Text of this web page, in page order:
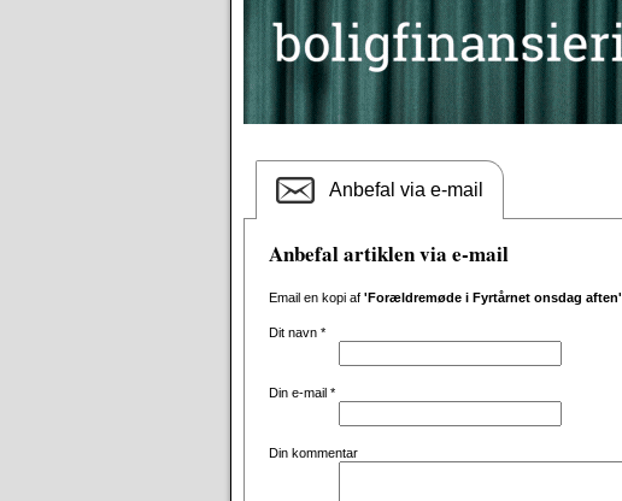
Anbefal via e-mail
Anbefal artiklen via e-mail
Email en kopi af 'Forældremøde i Fyrtårnet onsdag aften'
Dit navn *
Din e-mail *
Din kommentar